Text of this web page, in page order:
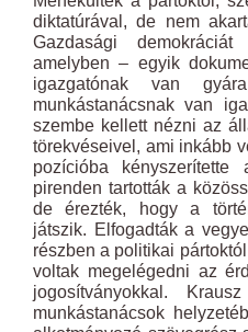
diktatúrával, de nem
Gazdasági demokráciát
amelyben – egyik
igazgatónak van
munkástanácsnak van
szembe kellett nézni az
törekvéseivel, ami inkább
pozícióba
pirenden tartották a
de érezték, hogy a
játszik. Elfogadták a
részben a politikai
voltak megelégedni az
jogosítványokkal.
munkástanácsok